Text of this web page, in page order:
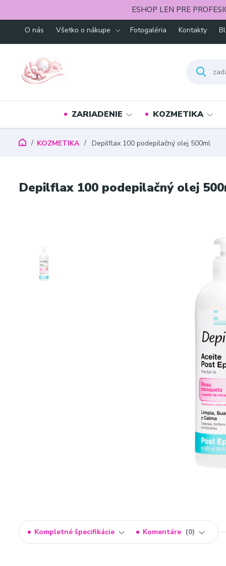
ESHOP LEN PRE
O nás Všetko o nákupe Fotogaléria Kontakty
ZARIADENIE KOZMETIKA
KOZMETIKA Depilflax 100 podepilačný olej 500ml
Depilflax 100 podepilačný olej
Kompletné špecifikácie Komentáre 0